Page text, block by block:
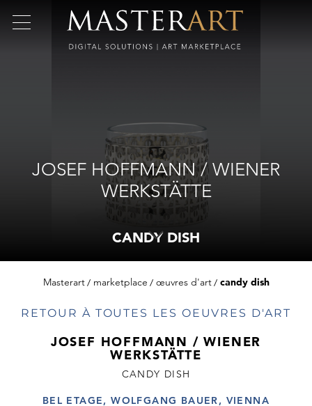
JOSEF HOFFMANN / WIENER
WERKSTÄTTE
CANDY DISH
Masterart marketplace œuvres d'art candy dish
RETOUR À TOUTES LES OEUVRES D'ART
JOSEF HOFFMANN / WIENER
WERKSTÄTTE
CANDY DISH
BEL ETAGE, WOLFGANG BAUER, VIENNA